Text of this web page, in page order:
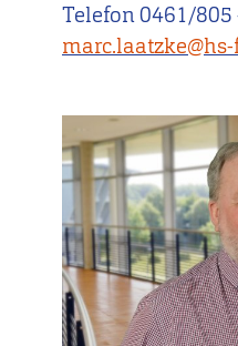
Telefon 0461/805